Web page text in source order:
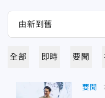
全部 即時 要聞
要聞